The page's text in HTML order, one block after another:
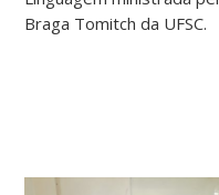
Braga Tomitch da UFSC.